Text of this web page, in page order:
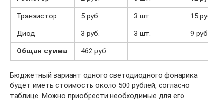
Транзистор
5 руб. 3 шт.
15 руб.
Диод
3 руб. 3 шт.
9 руб.
Общая сумма
462 руб.
Бюджетный вариант одного светодиодного фонарика
будет иметь стоимость около 500 рублей, согласно
таблице. Можно приобрести необходимые для его